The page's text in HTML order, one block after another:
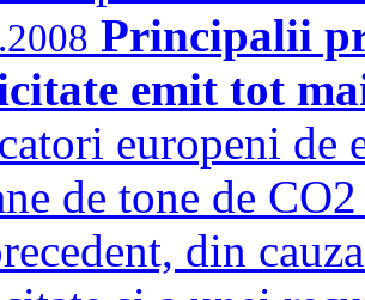
Principalii
emit tot
europeni de
de tone de
din